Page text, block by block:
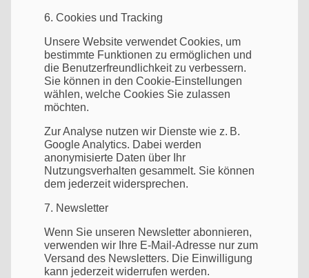
6. Cookies und Tracking
Unsere Website verwendet Cookies, um
bestimmte Funktionen zu ermöglichen und
die Benutzerfreundlichkeit zu verbessern.
Sie können in den Cookie-Einstellungen
wählen, welche Cookies Sie zulassen
möchten.
Zur Analyse nutzen wir Dienste wie z. B.
Google Analytics. Dabei werden
anonymisierte Daten über Ihr
Nutzungsverhalten gesammelt. Sie können
dem jederzeit widersprechen.
7. Newsletter
Wenn Sie unseren Newsletter abonnieren,
verwenden wir Ihre E-Mail-Adresse nur zum
Versand des Newsletters. Die Einwilligung
kann jederzeit widerrufen werden.